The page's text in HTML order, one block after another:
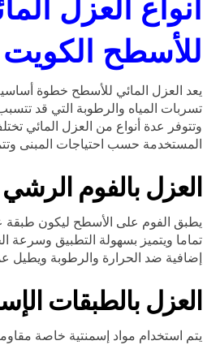
أنواع العزل
للأسطح الكويت
يعد العزل المائي للأسطح خطوة
تسربات المياه والرطوبة التي قد
وتتوفر عدة أنواع من العزل المائي
المستخدمة حسب احتياجات المبنى
العزل بالفوم الرشي
يطبق الفوم على الأسطح ليكون طبقة
تماما ويتميز بسهولة التطبيق وسرعة
إضافية ضد الحرارة والرطوبة ويطيل
العزل بالطبقات
يتم استخدام مواد إسمنتية خاصة